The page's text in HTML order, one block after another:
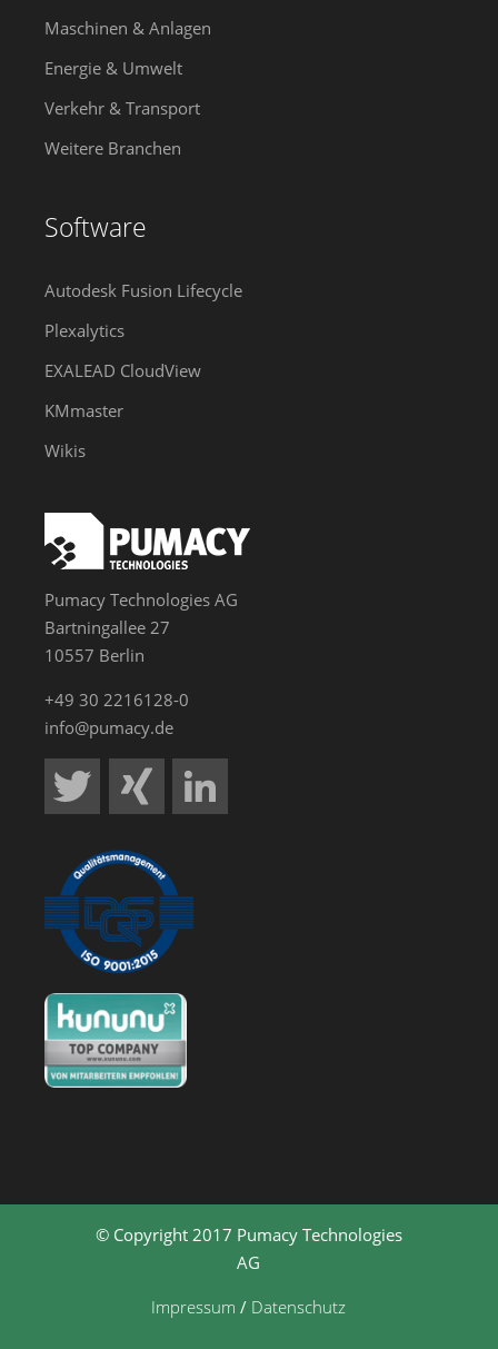
Maschinen & Anlagen
Energie & Umwelt
Verkehr & Transport
Weitere Branchen
Software
Autodesk Fusion Lifecycle
Plexalytics
EXALEAD CloudView
KMmaster
Wikis
Pumacy Technologies AG
Bartningallee 27
10557 Berlin
+49 30 2216128-0
info@pumacy.de
© Copyright 2017 Pumacy Technologies
AG
Impressum / Datenschutz